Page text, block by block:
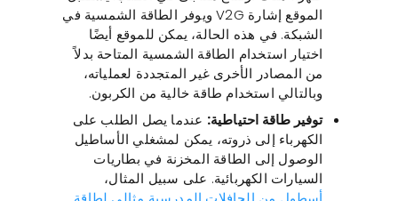
الموقع إشارة V2G ويوفر الطاقة الشمسية في
الشبكة. في هذه الحالة، يمكن للموقع أيضًا
اختيار استخدام الطاقة الشمسية المتاحة بدلاً
من المصادر الأخرى غير المتجددة لعملياته،
وبالتالي استخدام طاقة خالية من الكربون.
توفير طاقة احتياطية: عندما يصل الطلب على
الكهرباء إلى ذروته، يمكن لمشغلي الأساطيل
الوصول إلى الطاقة المخزنة في بطاريات
السيارات الكهربائية. على سبيل المثال،